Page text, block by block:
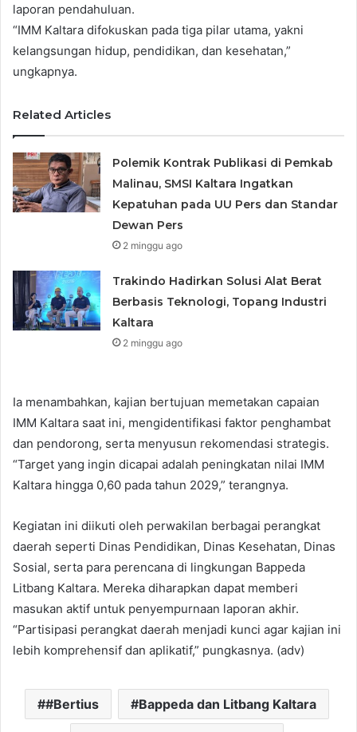
laporan pendahuluan.
“IMM Kaltara difokuskan pada tiga pilar utama, yakni
kelangsungan hidup, pendidikan, dan kesehatan,”
ungkapnya.
Related Articles
Polemik Kontrak Publikasi di Pemkab
Malinau, SMSI Kaltara Ingatkan
Kepatuhan pada UU Pers dan Standar
Dewan Pers
2 minggu ago
Trakindo Hadirkan Solusi Alat Berat
Berbasis Teknologi, Topang Industri
Kaltara
2 minggu ago
Ia menambahkan, kajian bertujuan memetakan capaian
IMM Kaltara saat ini, mengidentifikasi faktor penghambat
dan pendorong, serta menyusun rekomendasi strategis.
“Target yang ingin dicapai adalah peningkatan nilai IMM
Kaltara hingga 0,60 pada tahun 2029,” terangnya.
Kegiatan ini diikuti oleh perwakilan berbagai perangkat
daerah seperti Dinas Pendidikan, Dinas Kesehatan, Dinas
Sosial, serta para perencana di lingkungan Bappeda
Litbang Kaltara. Mereka diharapkan dapat memberi
masukan aktif untuk penyempurnaan laporan akhir.
“Partisipasi perangkat daerah menjadi kunci agar kajian ini
lebih komprehensif dan aplikatif,” pungkasnya. (adv)
#Bertius Bappeda dan Litbang Kaltara